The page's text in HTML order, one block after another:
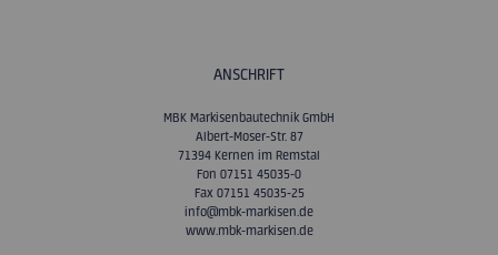
ANSCHRIFT
MBK Markisenbautechnik GmbH
Albert-Moser-Str. 87
71394 Kernen im Remstal
Fon 07151 45035-0
Fax 07151 45035-25
info@mbk-markisen.de
www.mbk-markisen.de